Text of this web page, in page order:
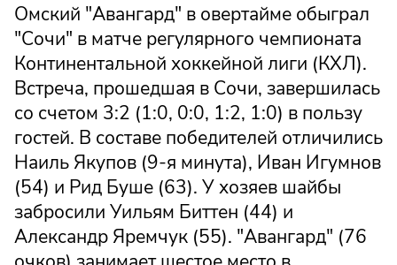
Омский "Авангард" в овертайме обыграл
"Сочи" в матче регулярного чемпионата
Континентальной хоккейной лиги (КХЛ).
Встреча, прошедшая в Сочи, завершилась
со счетом 3:2 (1:0, 0:0, 1:2, 1:0) в пользу
гостей. В составе победителей отличились
Наиль Якупов (9-я минута), Иван Игумнов
(54) и Рид Буше (63). У хозяев шайбы
забросили Уильям Биттен (44) и
Александр Яремчук (55). "Авангард" (76